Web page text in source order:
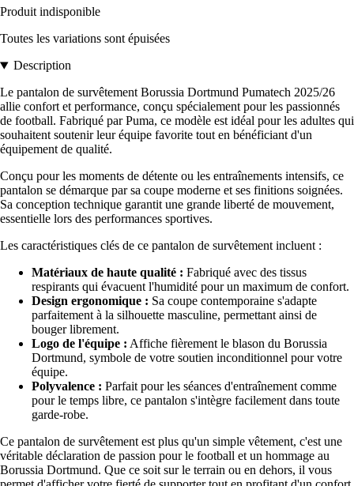
Produit indisponible
Toutes les variations sont épuisées
Description
Le pantalon de survêtement Borussia Dortmund Pumatech 2025/26
allie confort et performance, conçu spécialement pour les passionnés
de football. Fabriqué par Puma, ce modèle est idéal pour les adultes qui
souhaitent soutenir leur équipe favorite tout en bénéficiant d'un
équipement de qualité.
Conçu pour les moments de détente ou les entraînements intensifs, ce
pantalon se démarque par sa coupe moderne et ses finitions soignées.
Sa conception technique garantit une grande liberté de mouvement,
essentielle lors des performances sportives.
Les caractéristiques clés de ce pantalon de survêtement incluent :
Matériaux de haute qualité : Fabriqué avec des tissus
respirants qui évacuent l'humidité pour un maximum de confort.
Design ergonomique : Sa coupe contemporaine s'adapte
parfaitement à la silhouette masculine, permettant ainsi de
bouger librement.
Logo de l'équipe : Affiche fièrement le blason du Borussia
Dortmund, symbole de votre soutien inconditionnel pour votre
équipe.
Polyvalence : Parfait pour les séances d'entraînement comme
pour le temps libre, ce pantalon s'intègre facilement dans toute
garde-robe.
Ce pantalon de survêtement est plus qu'un simple vêtement, c'est une
véritable déclaration de passion pour le football et un hommage au
Borussia Dortmund. Que ce soit sur le terrain ou en dehors, il vous